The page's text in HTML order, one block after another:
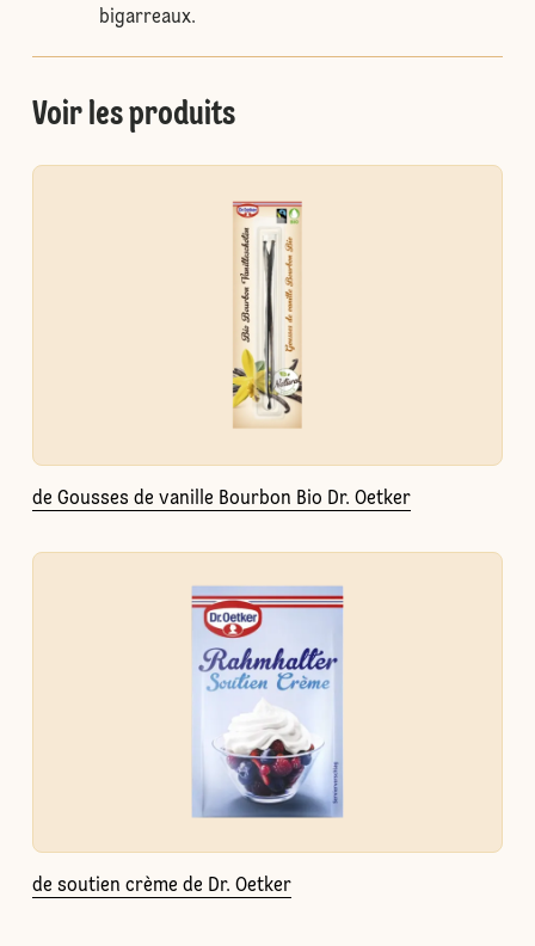
bigarreaux.
Voir les produits
de Gousses de vanille Bourbon Bio Dr. Oetker
de soutien crème de Dr. Oetker